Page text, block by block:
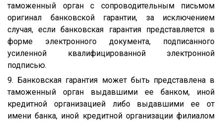
таможенный орган с сопроводительным письмом
оригинал банковской гарантии, за исключением
случая, если банковская гарантия представляется в
форме электронного документа, подписанного
усиленной квалифицированной электронной
подписью.
9. Банковская гарантия может быть представлена в
таможенный орган выдавшими ее банком, иной
кредитной организацией либо выдавшими ее от
имени банка, иной кредитной организации филиалом